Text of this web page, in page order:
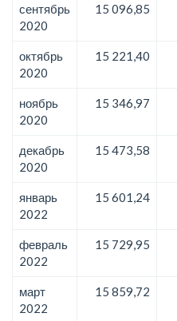
сентябрь
2020
15 096,85
октябрь
2020
15 221,40
ноябрь
2020
15 346,97
декабрь
2020
15 473,58
январь
2022
15 601,24
февраль
2022
15 729,95
март
2022
15 859,72